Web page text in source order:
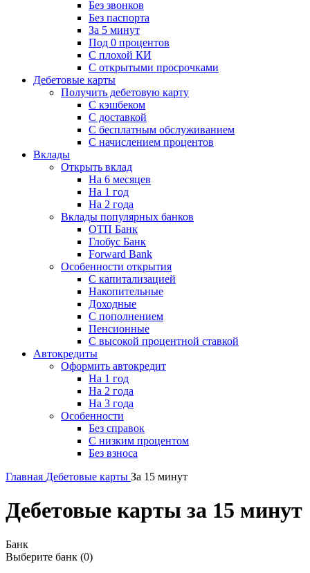
Без звонков
Без паспорта
За 5 минут
Под 0 процентов
С плохой КИ
С открытыми просрочками
Дебетовые карты
Получить дебетовую карту
С кэшбеком
С доставкой
С бесплатным обслуживанием
С начислением процентов
Вклады
Открыть вклад
На 6 месяцев
На 1 год
На 2 года
Вклады популярных банков
ОТП Банк
Глобус Банк
Forward Bank
Особенности открытия
С капитализацией
Накопительные
Доходные
С пополнением
Пенсионные
С высокой процентной ставкой
Автокредиты
Оформить автокредит
На 1 год
На 2 года
На 3 года
Особенности
Без справок
С низким процентом
Без взноса
Главная Дебетовые карты За 15 минут
Дебетовые карты за 15 минут
Банк
Выберите банк (0)